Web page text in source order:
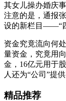
其女儿操办婚庆事
注意的是，通
设的新栏目――“四风
资金究竟流向何处
量资金，究竟用
金，16亿元用
人还为“公司”提
精品推荐